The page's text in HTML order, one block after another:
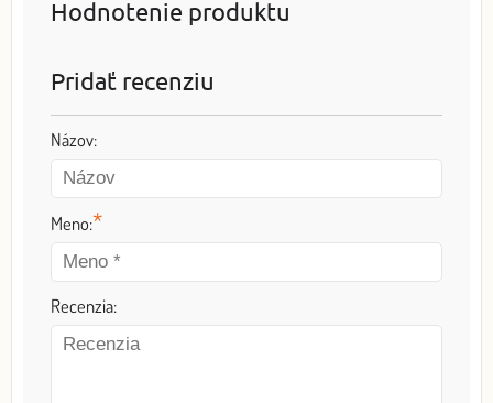
Hodnotenie produktu
Pridať recenziu
Názov:
Meno:*
Recenzia: